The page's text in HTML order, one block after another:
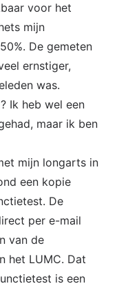
voor het
mijn
De gemeten
ernstiger,
was.
Ik heb wel een
maar ik ben
mijn longarts in
een kopie
De
per e-mail
van de
het LUMC. Dat
is een